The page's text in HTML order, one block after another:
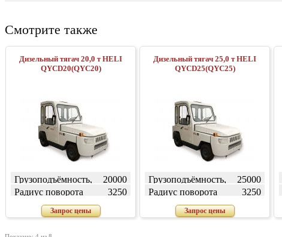
Смотрите также
Дизельный тягач 20,0 т HELI
QYCD20(QYC20)
Грузоподъёмность,
кг
20000
Радиус поворота
(внешний) W, мм
3250
Запрос цены
Дизельный тягач 25,0 т HELI
QYCD25(QYC25)
Грузоподъёмность,
кг
25000
Радиус поворота
(внешний) W, мм
3250
Запрос цены